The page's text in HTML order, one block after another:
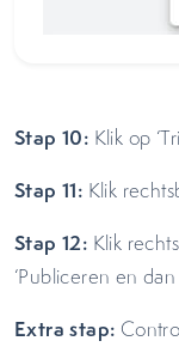
Stap 10: Klik op
Stap 11: Klik
Stap 12: Klik
‘Publiceren en
Extra stap: